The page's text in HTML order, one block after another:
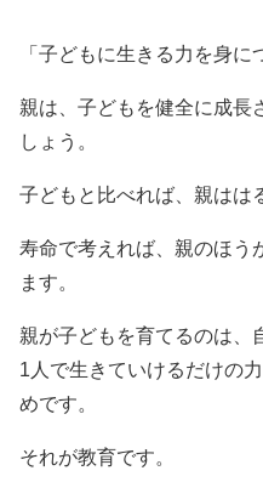
「子どもに生きる力を身に
親は、子どもを健全に成長
しょう。
子どもと比べれば、親はは
寿命で考えれば、親のほう
ます。
親が子どもを育てるのは、
1人で生きていけるだけの
めです。
それが教育です。